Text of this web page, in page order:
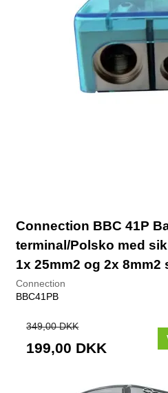
Connection BBC 41P
terminal/Polsko med
1x 25mm2 og 2x 8mm2
Connection
BBC41PB
349,00 DKK
199,00 DKK